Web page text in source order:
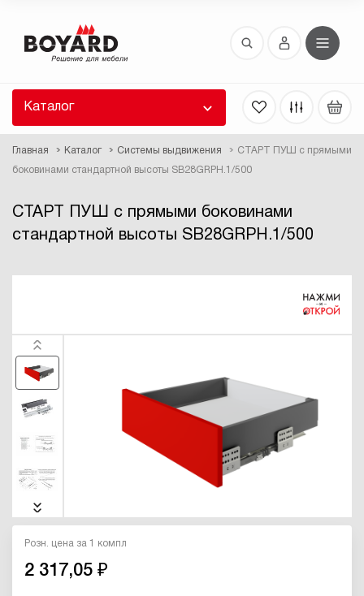
Каталог
Главная Каталог Системы выдвижения СТАРТ ПУШ с прямыми
боковинами стандартной высоты SB28GRPH.1/500
СТАРТ ПУШ с прямыми боковинами
стандартной высоты SB28GRPH.1/500
Розн. цена за 1 компл
2 317,05 ₽
Восстановление пароля
высланы вам по E-Mail.
ссылку для восстановления